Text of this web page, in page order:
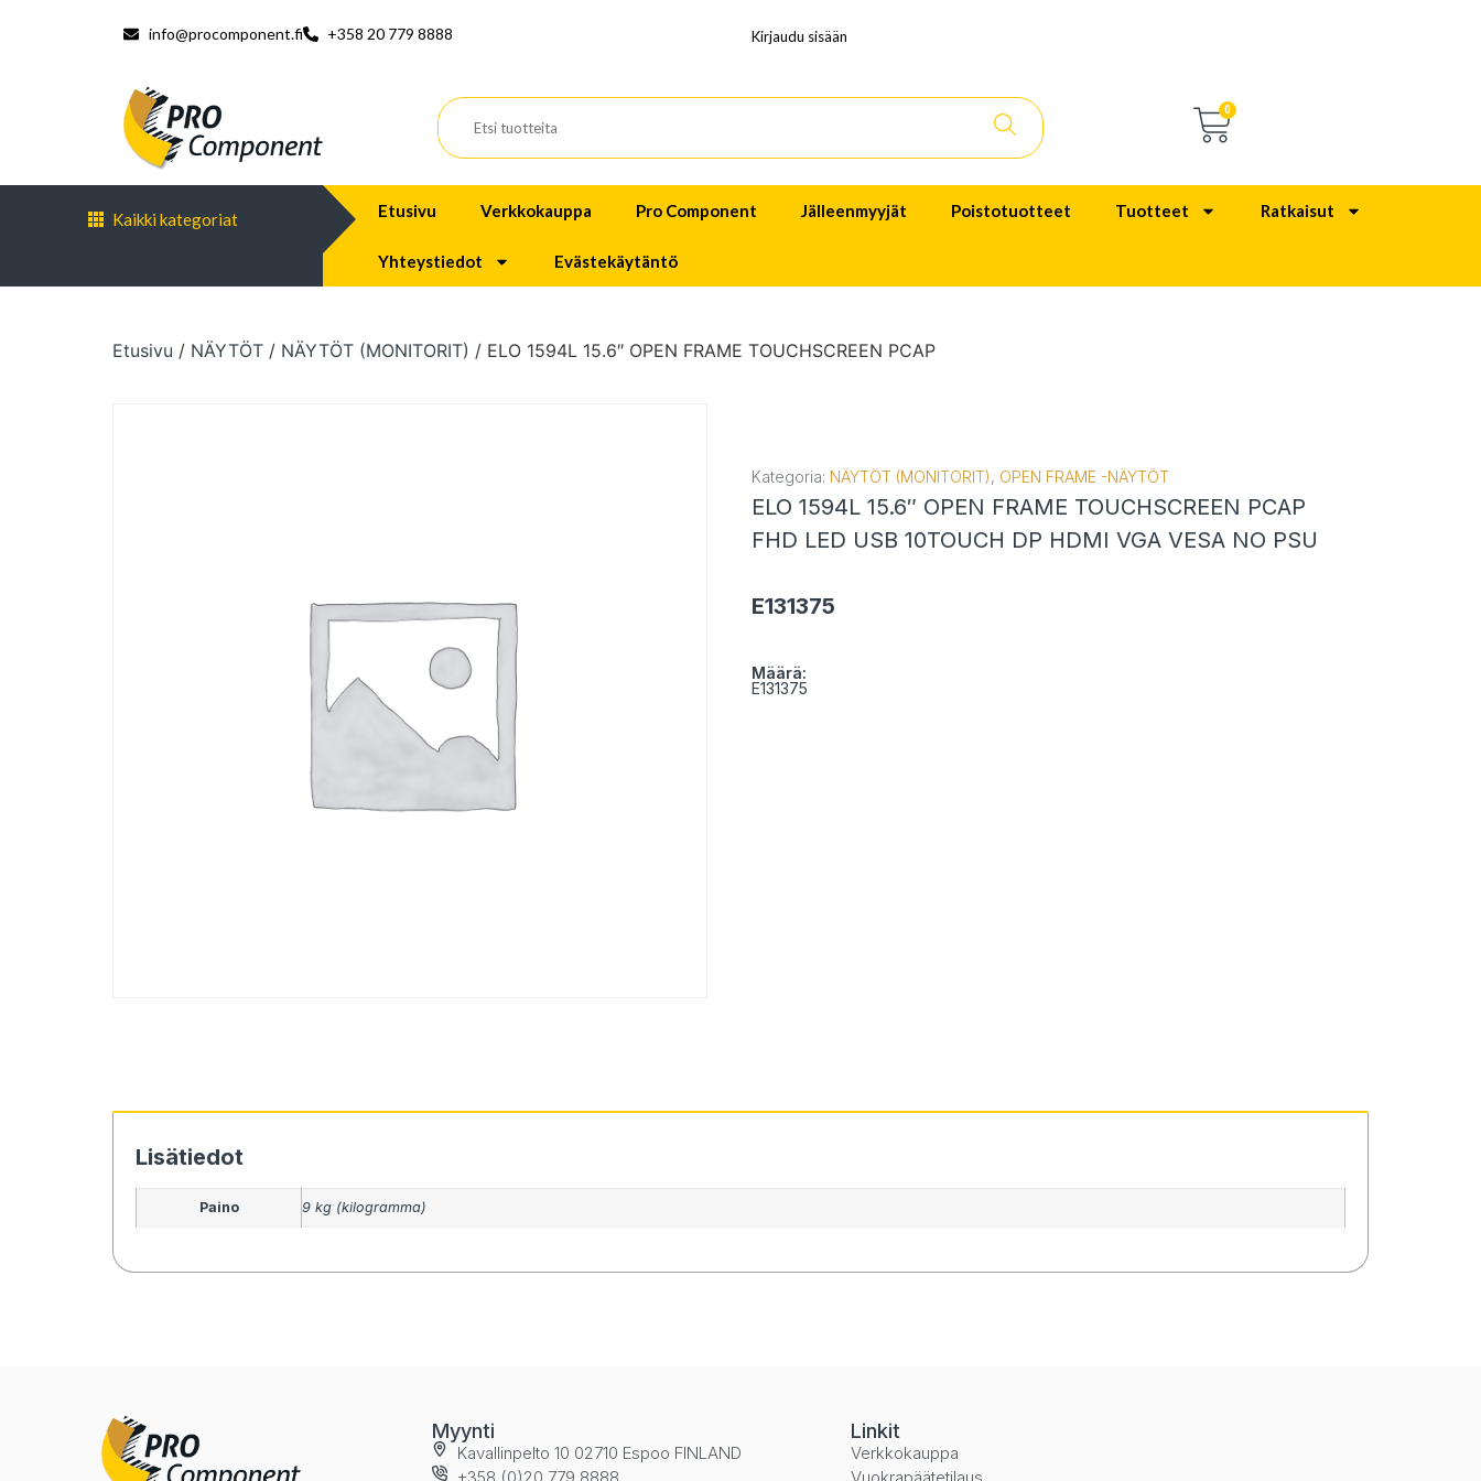
info@procomponent.fi +358 20 779 8888 Kirjaudu sisään
0
Kaikki kategoriat Etusivu Verkkokauppa Pro Component Jälleenmyyjät Poistotuotteet Tuotteet Ratkaisut
Yhteystiedot Evästekäytäntö
Etusivu / NÄYTÖT / NÄYTÖT (MONITORIT) / ELO 1594L 15.6″ OPEN FRAME TOUCHSCREEN PCAP
Kategoria: NÄYTÖT (MONITORIT), OPEN FRAME -NÄYTÖT
ELO 1594L 15.6″ OPEN FRAME TOUCHSCREEN PCAP
FHD LED USB 10TOUCH DP HDMI VGA VESA NO PSU
E131375
Määrä:
E131375
Lisätiedot
Paino 9 kg (kilogramma)
Myynti
Kavallinpelto 10 02710 Espoo FINLAND
Linkit
Verkkokauppa